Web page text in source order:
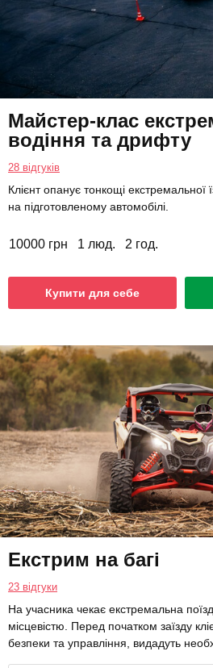
Майстер-клас
водіння та дрифту
28 відгуків
Клієнт опанує тонкощі екстремальної
на підготовленому автомобілі.
10000 грн 1 люд. 2 год.
Купити для себе
Екстрим на багі
23 відгуки
На учасника чекає екстремальна
місцевістю. Перед початком заїзду
безпеки та управління, видадуть